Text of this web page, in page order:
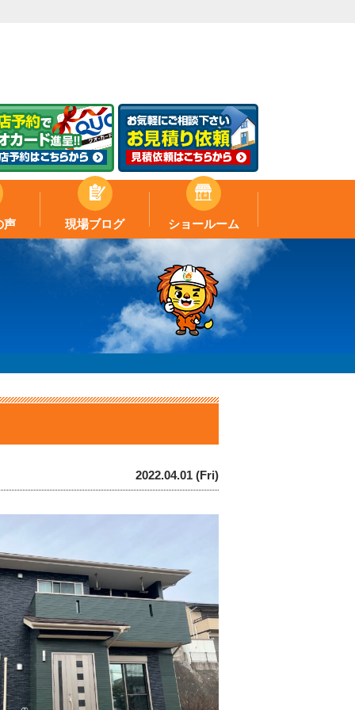
声 現場ブログ ショールーム
2022.04.01 (Fri)